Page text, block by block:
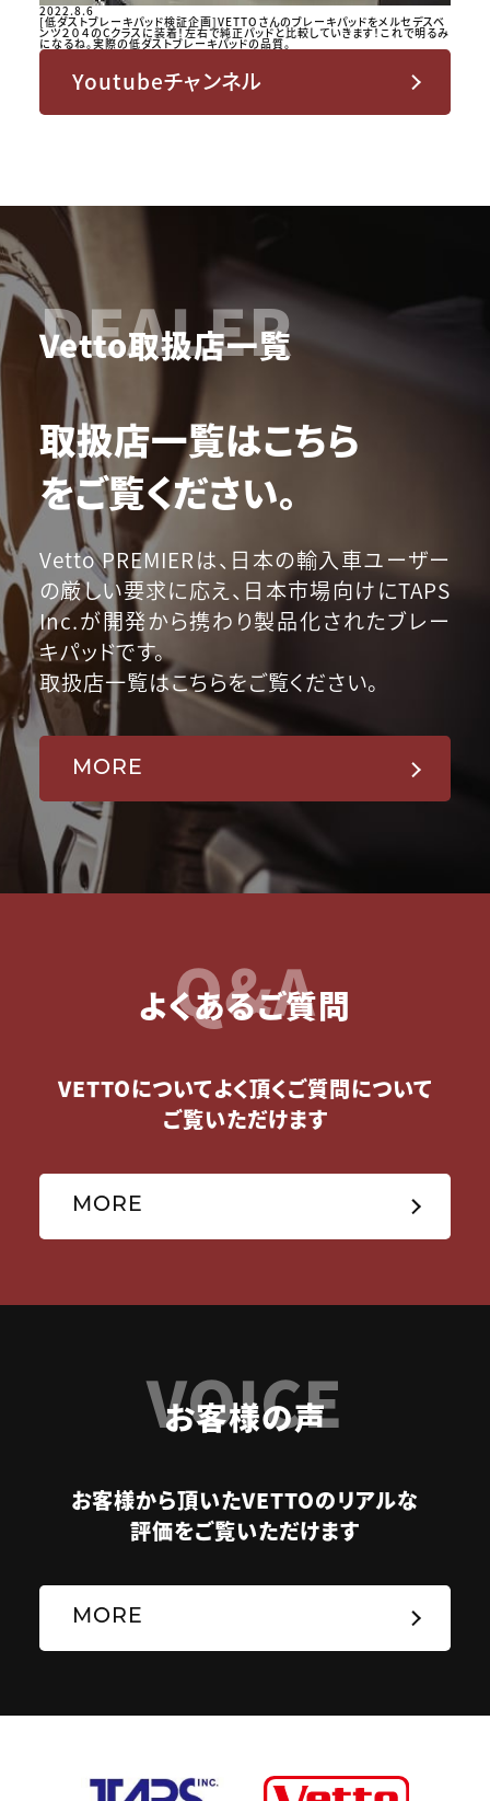
2022.8.6
[低ダストブレーキパッド検証企画]VETTOさんのブレーキパッドをメルセデスベ
ンツ２０４のCクラスに装着！左右で純正パッドと比較していきます！これで明るみ
になるね。実際の低ダストブレーキパッドの品質。
Youtubeチャンネル
DEALER
Vetto取扱店一覧
取扱店一覧はこちら
をご覧ください。
Vetto PREMIERは、日本の輸入車ユーザー
の厳しい要求に応え、日本市場向けにTAPS
Inc.が開発から携わり製品化されたブレー
キパッドです。
取扱店一覧はこちらをご覧ください。
MORE
Q&A
よくあるご質問
VETTOについてよく頂くご質問について
ご覧いただけます
MORE
VOICE
お客様の声
お客様から頂いたVETTOのリアルな
評価をご覧いただけます
MORE